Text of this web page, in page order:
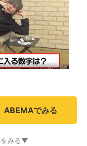
ABEMAでみる
みる▼